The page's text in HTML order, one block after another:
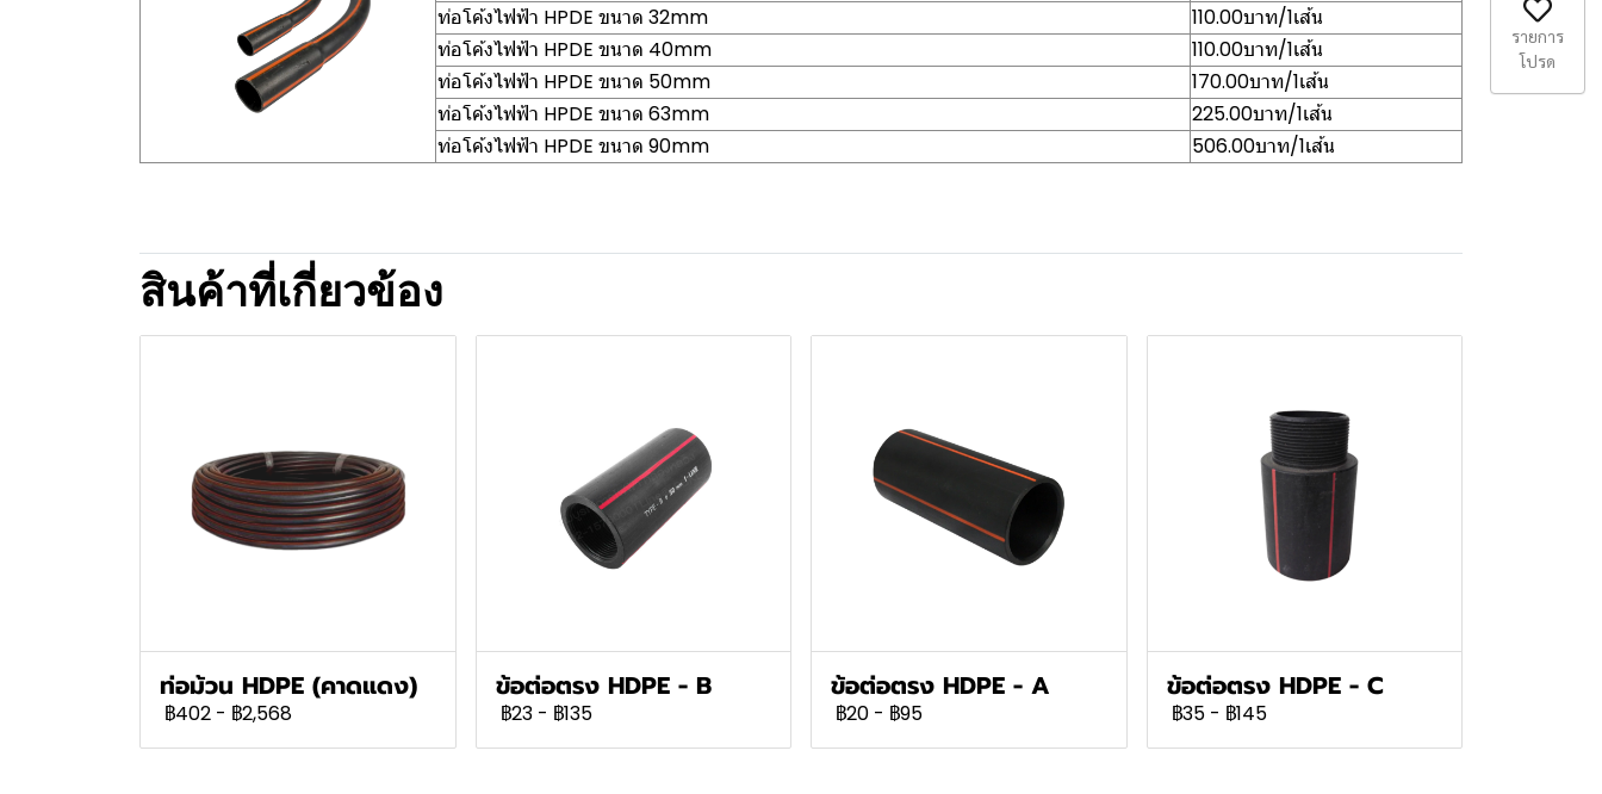
ท่อโค้งไฟฟ้า HPDE ขนาด 32mm
110.00บาท/1เส้น
ท่อโค้งไฟฟ้า HPDE ขนาด 40mm
110.00บาท/1เส้น
ท่อโค้งไฟฟ้า HPDE ขนาด 50mm
170.00บาท/1เส้น
ท่อโค้งไฟฟ้า HPDE ขนาด 63mm
225.00บาท/1เส้น
ท่อโค้งไฟฟ้า HPDE ขนาด 90mm
506.00บาท/1เส้น
สินค้าที่เกี่ยวข้อง
ท่อม้วน HDPE (คาดแดง)
฿402 - ฿2,568
ข้อต่อตรง HDPE - B
฿23 - ฿135
ข้อต่อตรง HDPE - A
฿20 - ฿95
ข้อต่อตรง HDPE - C
฿35 - ฿145
รายการ
โปรด